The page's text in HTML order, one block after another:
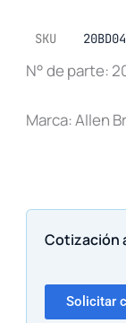
SKU
N° de parte:
Marca: Allen
Cotización
Solicitar